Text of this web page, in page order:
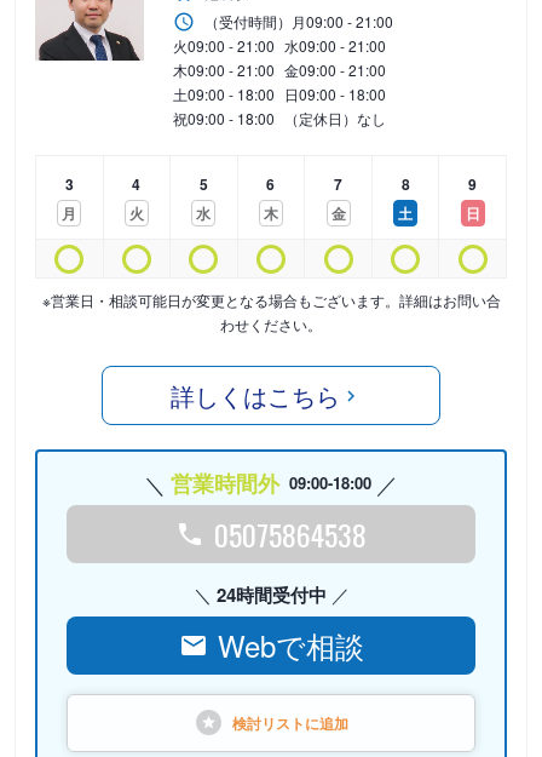
（受付時間） 月09:00 - 21:00
火09:00 - 21:00 水09:00 - 21:00
木09:00 - 21:00 金09:00 - 21:00
土09:00 - 18:00 日09:00 - 18:00
祝09:00 - 18:00 （定休日）なし
3
月
4
火
5
水
6
木
7
金
8
土
9
日
※営業日・相談可能日が変更となる場合もございます。詳細はお問い合
わせください。
詳しくはこちら
営業時間外 09:00-18:00
05075864538
24時間受付中
Webで相談
検討リストに追加